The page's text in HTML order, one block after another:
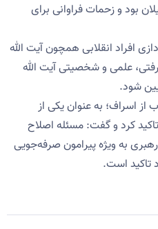
بود و زحمات فراوانی برای
افراد انقلابی همچون آیت الله
علمی و شخصیتی آیت الله
شود.
از اسراف؛ به عنوان یکی از
کرد و گفت: مسئله اصلاح
به ویژه پیرامون صرفه‌جویی
تاکید است.